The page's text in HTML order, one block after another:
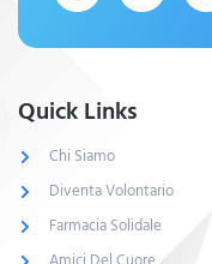
Quick Links
Chi Siamo
Diventa Volontario
Farmacia Solidale